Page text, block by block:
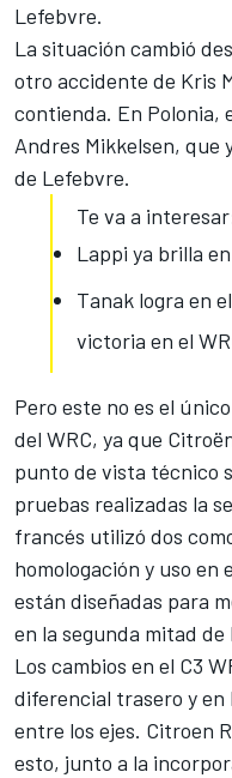
Lefebvre.
La situación cambió
otro accidente de Kris
contienda. En Polonia,
Andres Mikkelsen, que
de Lefebvre.
Te va a
Lappi ya brilla
Tanak logra en
victoria en el
Pero este no es el
del WRC, ya que
punto de vista técnico
pruebas realizadas la
francés utilizó dos
homologación y uso en
están diseñadas para
en la segunda mitad de
Los cambios en el C3
diferencial trasero y
entre los ejes. Citroen
esto, junto a la